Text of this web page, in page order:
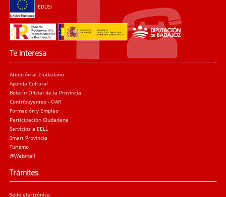
EDUSI
Te interesa
Atención al Ciudadano
Agenda Cultural
Boletín Oficial de la Provincia
Contribuyentes - OAR
Formación y Empleo
Participación Ciudadana
Servicios a EELL
Smart Provincia
Turismo
@Webmail
Trámites
Sede electrónica